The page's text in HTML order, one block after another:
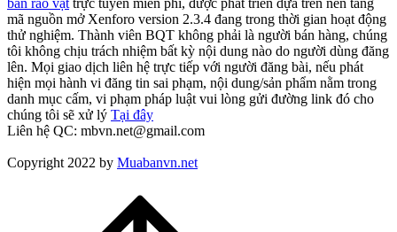
bán rao vặt trực tuyến miễn phí, được phát triển dựa trên nền tảng
mã nguồn mở Xenforo version 2.3.4 đang trong thời gian hoạt động
thử nghiệm. Thành viên BQT không phải là người bán hàng, chúng
tôi không chịu trách nhiệm bất kỳ nội dung nào do người dùng đăng
lên. Mọi giao dịch liên hệ trực tiếp với người đăng bài, nếu phát
hiện mọi hành vi đăng tin sai phạm, nội dung/sản phẩm nằm trong
danh mục cấm, vi phạm pháp luật vui lòng gửi đường link đó cho
chúng tôi sẽ xử lý Tại đây
Liên hệ QC: mbvn.net@gmail.com
Copyright 2022 by Muabanvn.net